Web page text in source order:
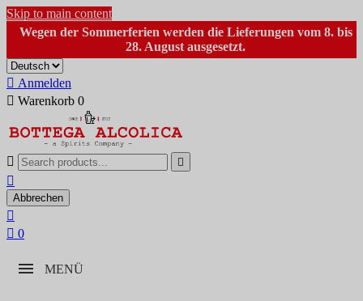
Skip to main content
Wegen der Sommerferien werden die Lieferungen vom 8. bis
28. August ausgesetzt.
 Anmelden
 Warenkorb 0
 

Abbrechen

 0
MENÜ